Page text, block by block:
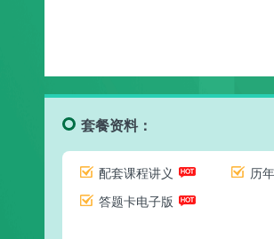
套餐资料：
配套课程讲义 历
答题卡电子版